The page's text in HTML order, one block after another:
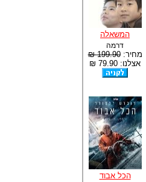
המשאלה
דרמה
מחיר:199.90 ₪
אצלנו: 79.90 ₪
הכל אבוד